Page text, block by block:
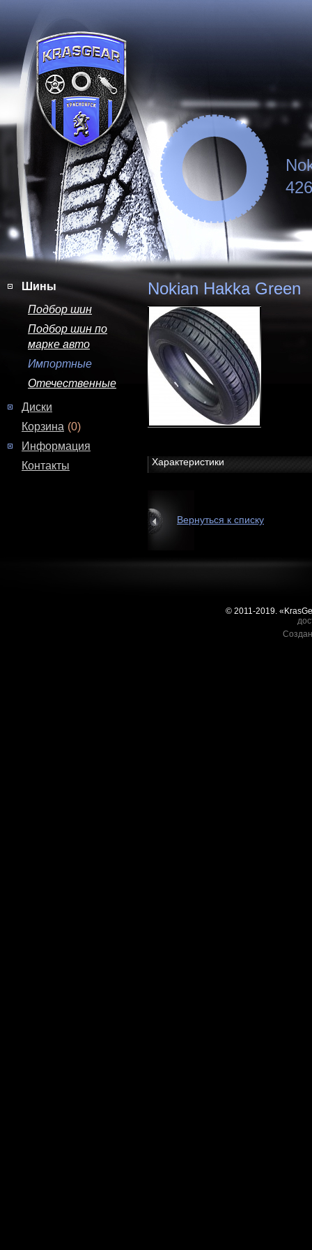
Шины
Подбор шин
Подбор шин по
марке авто
Импортные
Отечественные
Диски
Корзина (0)
Информация
Контакты
Nokian Hakka Green
Характеристики
Вернуться к списку
© 2011-2019.